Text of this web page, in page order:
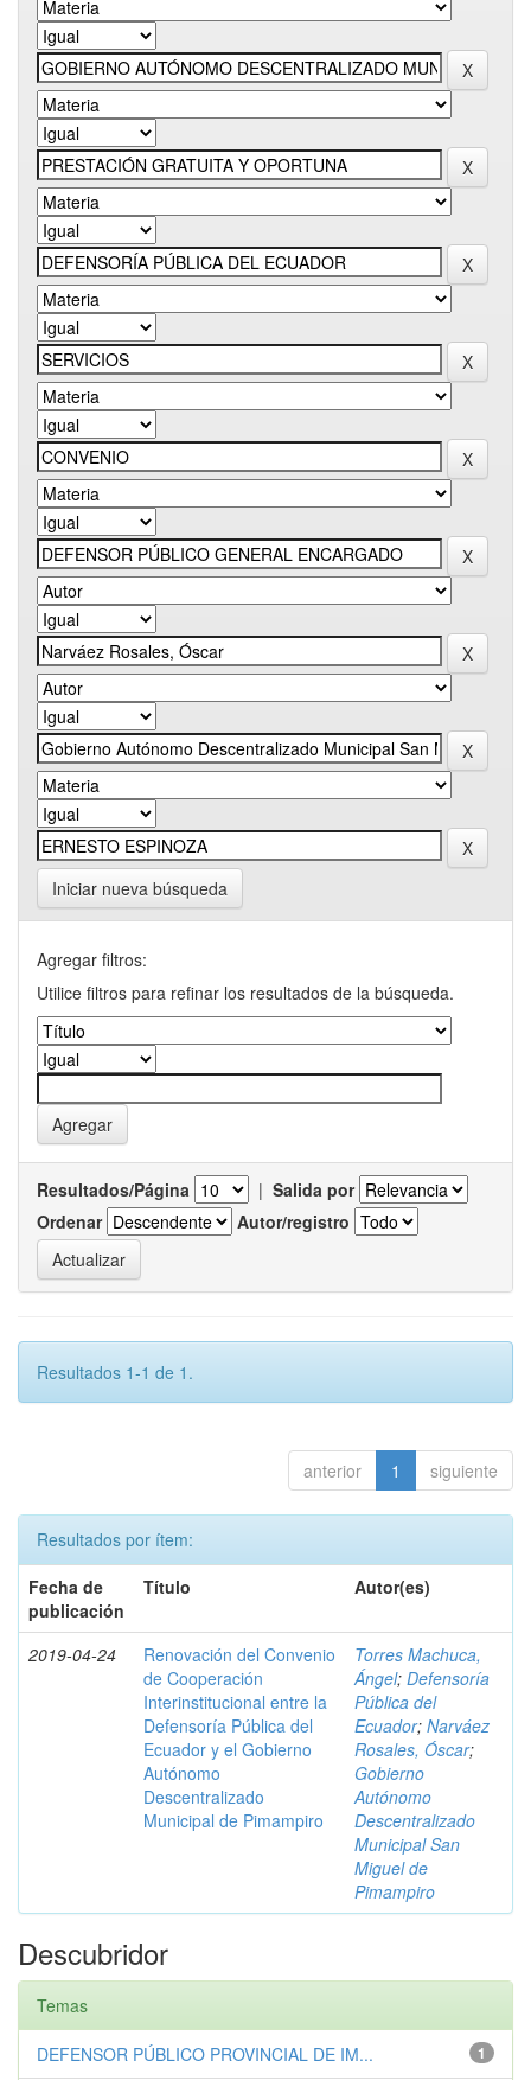
Iniciar nueva búsqueda
Agregar filtros:
Utilice filtros para refinar los resultados de la búsqueda.
Resultados/Página | Salida por
Ordenar
Autor/registro
Resultados 1-1 de 1.
anterior 1 siguiente
Resultados por ítem:
Fecha de
publicación
Título Autor(es)
2019-04-24
Renovación del Convenio
de Cooperación
Interinstitucional entre la
Defensoría Pública del
Ecuador y el Gobierno
Autónomo
Descentralizado
Municipal de Pimampiro
Torres Machuca,
Ángel; Defensoría
Pública del
Ecuador; Narváez
Rosales, Óscar;
Gobierno
Autónomo
Descentralizado
Municipal San
Miguel de
Pimampiro
Descubridor
Temas
1
DEFENSOR PÚBLICO PROVINCIAL DE IM...